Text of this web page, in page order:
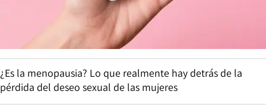
¿Es la menopausia? Lo que realmente hay detrás de la
pérdida del deseo sexual de las mujeres